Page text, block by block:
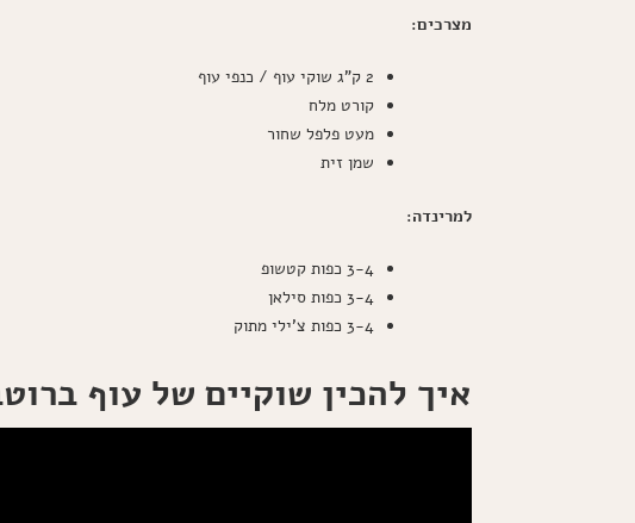
מצרכים:
2 ק"ג שוקי עוף / כנפי עוף
קורט מלח
מעט פלפל שחור
שמן זית
למרינדה:
3-4 כפות קטשופ
3-4 כפות סילאן
3-4 כפות צ'ילי מתוק
איך להכין שוקיים של עוף